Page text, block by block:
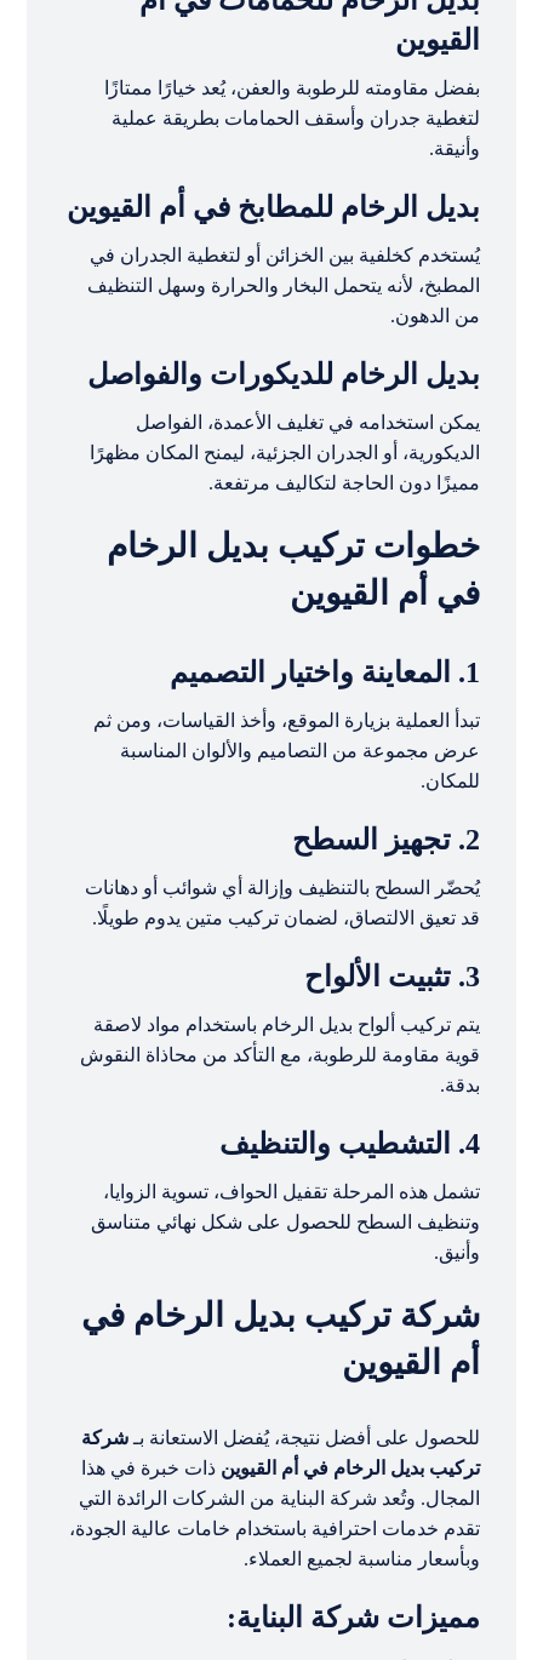
القيوين
بفضل مقاومته للرطوبة والعفن، يُعد خيارًا ممتازًا
لتغطية جدران وأسقف الحمامات بطريقة عملية
وأنيقة.
بديل الرخام للمطابخ في أم القيوين
يُستخدم كخلفية بين الخزائن أو لتغطية الجدران في
المطبخ، لأنه يتحمل البخار والحرارة وسهل التنظيف
من الدهون.
بديل الرخام للديكورات والفواصل
يمكن استخدامه في تغليف الأعمدة، الفواصل
الديكورية، أو الجدران الجزئية، ليمنح المكان مظهرًا
مميزًا دون الحاجة لتكاليف مرتفعة.
خطوات تركيب بديل الرخام
في أم القيوين
1. المعاينة واختيار التصميم
تبدأ العملية بزيارة الموقع، وأخذ القياسات، ومن ثم
عرض مجموعة من التصاميم والألوان المناسبة
للمكان.
2. تجهيز السطح
يُحضّر السطح بالتنظيف وإزالة أي شوائب أو دهانات
قد تعيق الالتصاق، لضمان تركيب متين يدوم طويلًا.
3. تثبيت الألواح
يتم تركيب ألواح بديل الرخام باستخدام مواد لاصقة
قوية مقاومة للرطوبة، مع التأكد من محاذاة النقوش
بدقة.
4. التشطيب والتنظيف
تشمل هذه المرحلة تقفيل الحواف، تسوية الزوايا،
وتنظيف السطح للحصول على شكل نهائي متناسق
وأنيق.
شركة تركيب بديل الرخام في
أم القيوين
للحصول على أفضل نتيجة، يُفضل الاستعانة بـشركة
تركيب بديل الرخام في أم القيوين ذات خبرة في هذا
المجال. وتُعد شركة البناية من الشركات الرائدة التي
تقدم خدمات احترافية باستخدام خامات عالية الجودة،
وبأسعار مناسبة لجميع العملاء.
مميزات شركة البناية: